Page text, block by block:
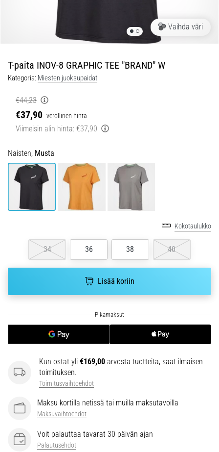
Käytännössä
sukkulajuoksu
nopeutta,
ketteryyttä
suunnanmuutoksia.
se
suoritetaan
oikein,
missä
sitä…
7 min. luetaan
Juoksijan
hoito
polvi,
iliotibiaalisen
jänteen
oireyhtymä
(ITBS),
on
yleinen
vaiva
Vaihda väri
T-paita INOV-8 GRAPHIC TEE "BRAND" W
Kategoria: Miesten juoksupaidat
€44,23
€37,90 verollinen hinta
Viimeisin alin hinta: €37,90
Naisten, Musta
Kokotaulukko
34 36 38 40
Lisää koriin
Kun ostat yli €169,00 arvosta tuotteita, saat ilmaisen
toimituksen.
Toimitusvaihtoehdot
Maksu kortilla netissä tai muilla maksutavoilla
Maksuvaihtoehdot
Voit palauttaa tavarat 30 päivän ajan
Palautusehdot